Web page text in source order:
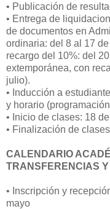
• Publicación de
• Entrega de
de documentos en
ordinaria: del 8 al 17
recargo del 10%: del
extemporánea, con
julio).
• Inducción a
y horario
• Inicio de clases: 18
• Finalización de
CALENDARIO
TRANSFERENCIAS
• Inscripción y
mayo